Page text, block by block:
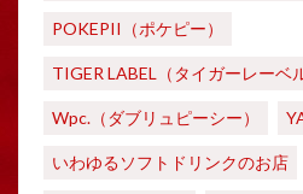
POKEPII（ポケピー）
TIGER LABEL（タイガーレーベ
Wpc.（ダブリュピーシー）
いわゆるソフトドリンクのお店